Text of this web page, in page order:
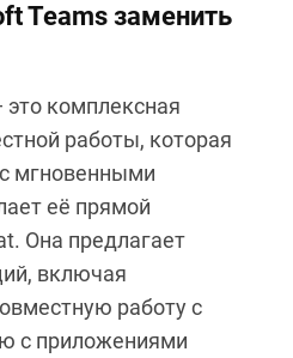
Teams заменить
комплексная
работы, которая
мгновенными
её прямой
Она предлагает
включая
работу с
с приложениями